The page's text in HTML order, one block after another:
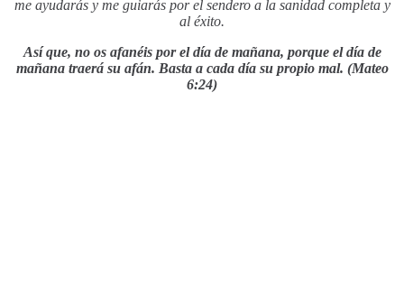
me ayudarás y me guiarás por el sendero a la sanidad completa y
al éxito.
Así que, no os afanéis por el día de mañana, porque el día de
mañana traerá su afán. Basta a cada día su propio mal. (Mateo
6:24)